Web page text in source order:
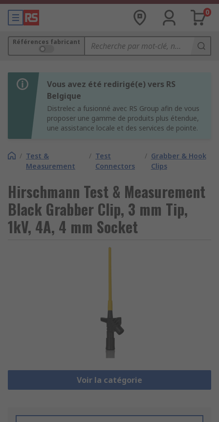
0
Références fabricant
Vous avez été redirigé(e) vers RS
Belgique
Distrelec a fusionné avec RS Group afin de vous
proposer une gamme de produits plus étendue,
une assistance locale et des services de pointe.
/ Test &
Measurement
/ Test
Connectors
/ Grabber & Hook
Clips
Hirschmann Test & Measurement
Black Grabber Clip, 3 mm Tip,
1kV, 4A, 4 mm Socket
Voir la catégorie